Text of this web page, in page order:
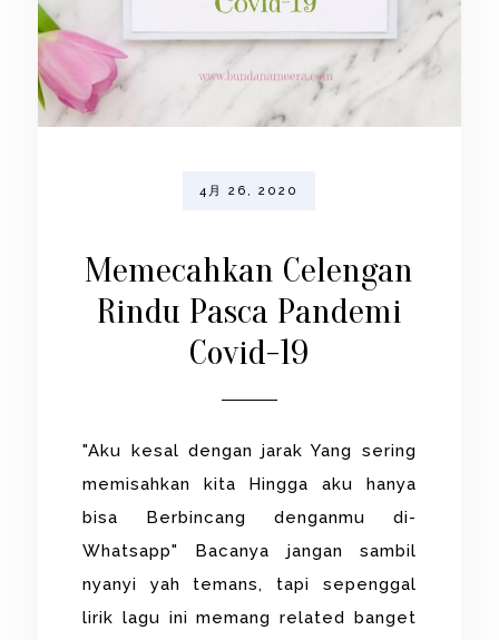
4月 26, 2020
Memecahkan Celengan
Rindu Pasca Pandemi
Covid-19
"Aku kesal dengan jarak Yang sering
memisahkan kita Hingga aku hanya
bisa Berbincang denganmu di-
Whatsapp" Bacanya jangan sambil
nyanyi yah temans, tapi sepenggal
lirik lagu ini memang related banget